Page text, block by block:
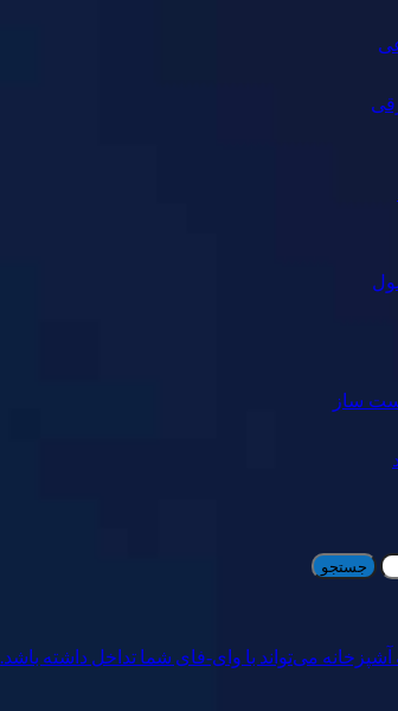
ساز
آشپزخانه می‌تواند با وای‑فای شما تداخل داشته باشد.